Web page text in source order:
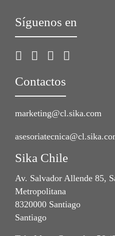
Síguenos en
Contactos
marketing@cl.sika.com
Sika Chile
Av. Salvador Allende 85,
Metropolitana
8320000 Santiago
Santiago